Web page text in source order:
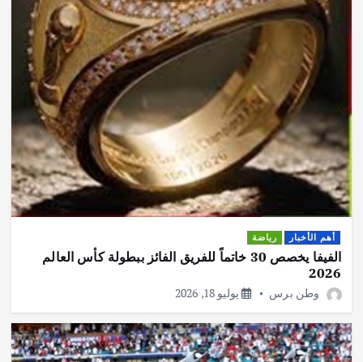
أهم الأخبار رياضة
الفيفا يخصص 30 خاتماً للفريق الفائز ببطولة كأس العالم
2026
وطن برس يوليو 18, 2026